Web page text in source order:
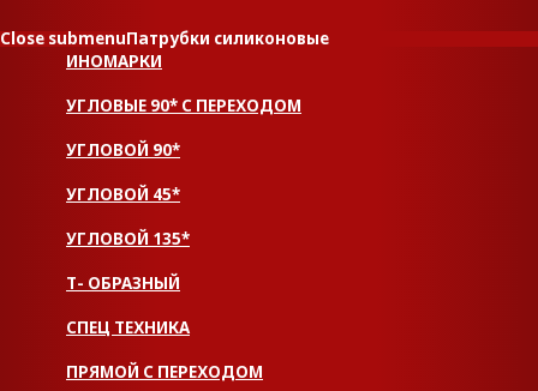
Close submenuПатрубки силиконовые
ИНОМАРКИ
УГЛОВЫЕ 90* С ПЕРЕХОДОМ
УГЛОВОЙ 90*
УГЛОВОЙ 45*
УГЛОВОЙ 135*
Т- ОБРАЗНЫЙ
СПЕЦ ТЕХНИКА
ПРЯМОЙ С ПЕРЕХОДОМ